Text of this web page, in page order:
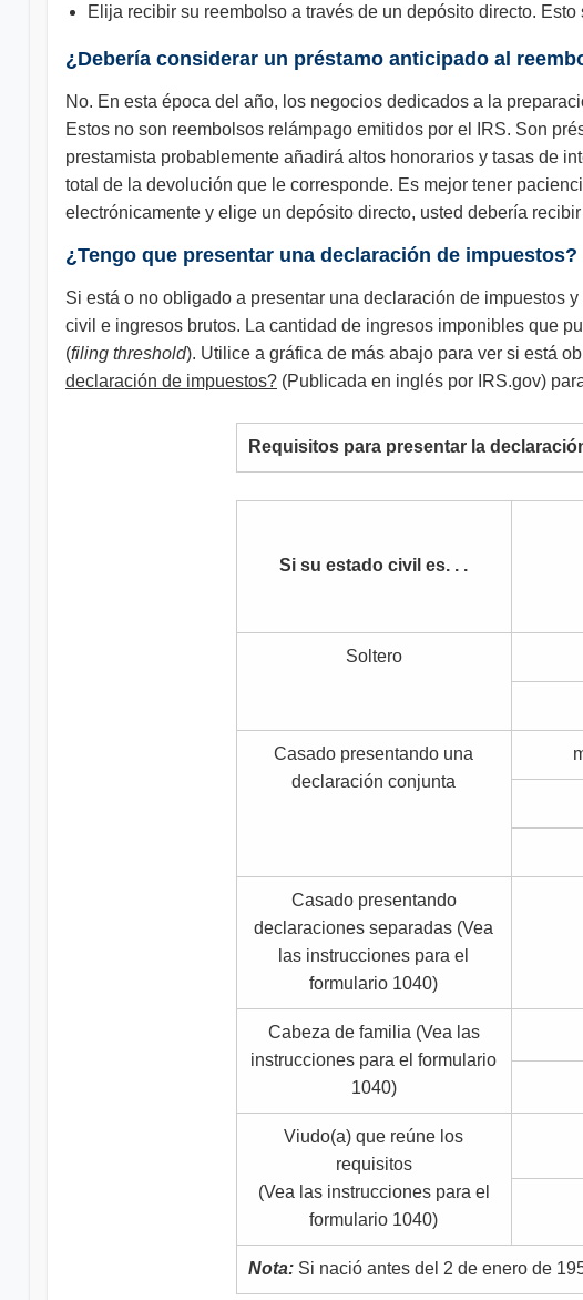
Elija recibir su reembolso a través de un depósito directo.
¿Debería considerar un préstamo anticipado al
No. En esta época del año, los negocios dedicados a la
Estos no son reembolsos relámpago emitidos por el IRS. Son
prestamista probablemente añadirá altos honorarios y tasas de
total de la devolución que le corresponde. Es mejor tener
electrónicamente y elige un depósito directo, usted debería
¿Tengo que presentar una declaración de impuestos?
Si está o no obligado a presentar una declaración de impuestos
civil e ingresos brutos. La cantidad de ingresos imponibles que
(filing threshold). Utilice a gráfica de más abajo para ver si está
declaración de impuestos? (Publicada en inglés por IRS.gov)
Requisitos para presentar la
Si su estado civil es. . .
Soltero
Casado presentando una
declaración conjunta
Casado presentando
declaraciones separadas (Vea
las instrucciones para el
formulario 1040)
Cabeza de familia (Vea las
instrucciones para el formulario
1040)
Viudo(a) que reúne los
requisitos
(Vea las instrucciones para el
formulario 1040)
Nota: Si nació antes del 2 de enero de